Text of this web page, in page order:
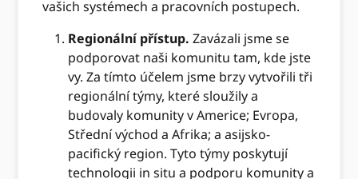
vašich systémech a pracovních postupech.
Regionální přístup. Zavázali jsme se
podporovat naši komunitu tam, kde jste
vy. Za tímto účelem jsme brzy vytvořili tři
regionální týmy, které sloužily a
budovaly komunity v Americe; Evropa,
Střední východ a Afrika; a asijsko-
pacifický region. Tyto týmy poskytují
technologii in situ a podporu komunity a